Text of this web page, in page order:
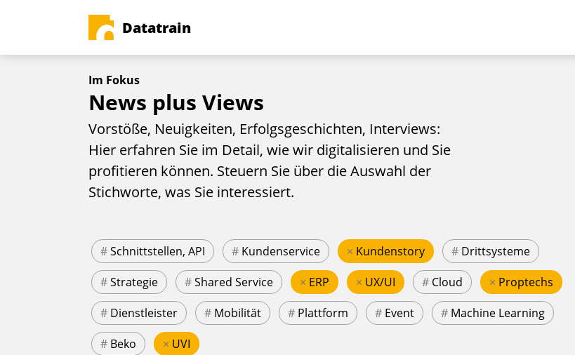
Datatrain
Im Fokus
News plus Views
Vorstöße, Neuigkeiten, Erfolgsgeschichten, Interviews:
Hier erfahren Sie im Detail, wie wir digitalisieren und Sie
profitieren können. Steuern Sie über die Auswahl der
Stichworte, was Sie interessiert.
#Schnittstellen, API # Kundenservice × Kundenstory # Drittsysteme
#Strategie #Shared Service × ERP × UX/UI # Cloud × Proptechs
# Dienstleister # Mobilität # Plattform # Event # Machine Learning
# Beko × UVI